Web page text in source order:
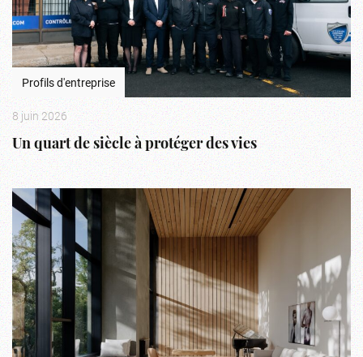
Profils d'entreprise
8 juin 2026
Un quart de siècle à protéger des vies